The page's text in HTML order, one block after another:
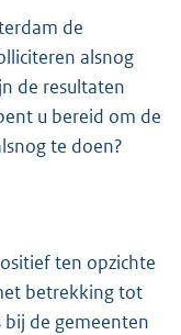
de
alsnog
de resultaten
u bereid om de
te doen?
ten opzichte
betrekking tot
de gemeenten